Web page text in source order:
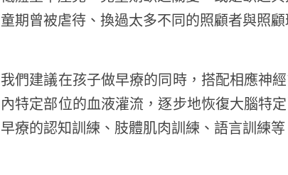
童期曾被虐待、換過太多不同的照顧者與照顧
我們建議在孩子做早療的同時，搭配相應神
內特定部位的血液灌流，逐步地恢復大腦特
早療的認知訓練、肢體肌肉訓練、語言訓練